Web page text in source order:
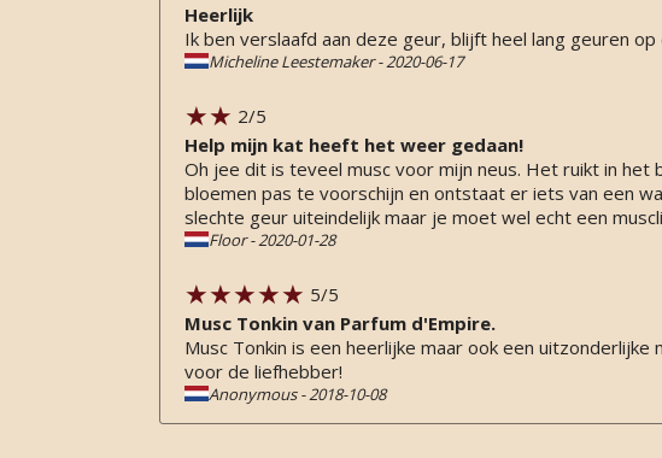
Heerlijk
Ik ben verslaafd aan deze geur, blijft heel lang geuren
Micheline Leestemaker-2020-06-17
2/5
Help mijn kat heeft het weer gedaan!
Oh jee dit is teveel musc voor mijn neus. Het ruikt in
bloemen pas te voorschijn en ontstaat er iets van een
slechte geur uiteindelijk maar je moet wel echt een
Floor-2020-01-28
5/5
Musc Tonkin van Parfum d'Empire.
Musc Tonkin is een heerlijke maar ook een
voor de liefhebber!
Anonymous-2018-10-08